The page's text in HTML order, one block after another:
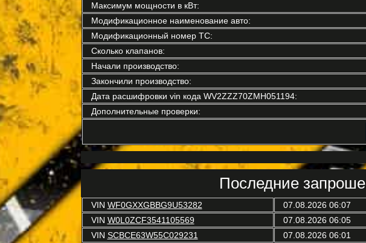
Максимум мощности в кВт:
Модификационное наименование авто:
Модификационный номер ТС:
Сколько клапанов:
Начали производство:
Закончили производство:
Дата расшифровки vin кода WV2ZZZ70ZMH051194:
Дополнительные проверки:
Последние
VIN WF0GXXGBBG9U53282 07.08.2026 06:07
VIN W0L0ZCF3541105569 07.08.2026 06:05
VIN SCBCE63W55C029231 07.08.2026 06:01